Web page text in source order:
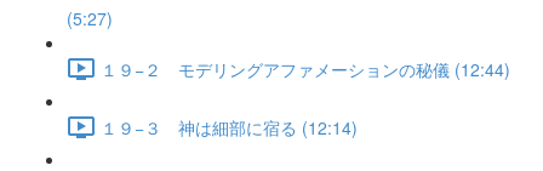
(5:27)
１９−２ モデリングアファメーションの秘儀 (12:44)
１９−３ 神は細部に宿る (12:14)